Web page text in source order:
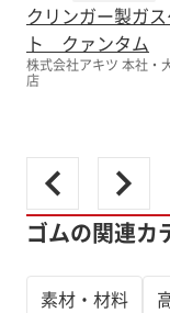
クリンガー製ガ
ト クァンタム
株式会社アキツ 本社・
店
ゴムの関連カ
素材・材料